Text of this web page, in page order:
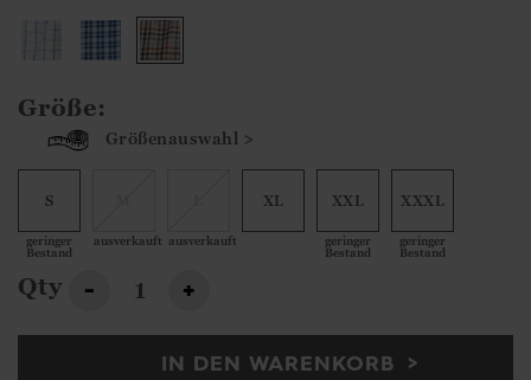
Größe:
Größenauswahl >
S
geringer
Bestand
ausverkauft ausverkauft
XL XXL
geringer
Bestand
XXXL
geringer
Bestand
Qty - +
IN DEN WARENKORB